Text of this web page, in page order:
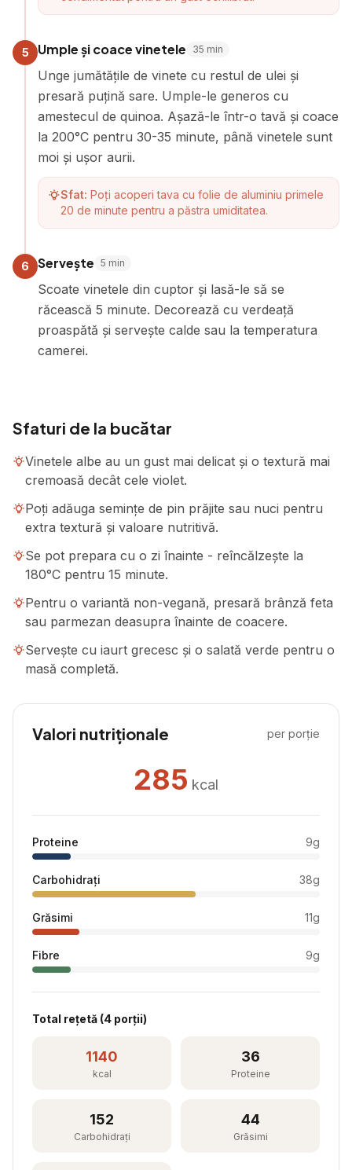
5 Umple și coace vinetele 35 min
Unge jumătățile de vinete cu restul de ulei și
presară puțină sare. Umple-le generos cu
amestecul de quinoa. Așază-le într-o tavă și coace
la 200°C pentru 30-35 minute, până vinetele sunt
moi și ușor aurii.
Sfat: Poți acoperi tava cu folie de aluminiu primele
20 de minute pentru a păstra umiditatea.
6 Servește 5 min
Scoate vinetele din cuptor și lasă-le să se
răcească 5 minute. Decorează cu verdeață
proaspătă și servește calde sau la temperatura
camerei.
Sfaturi de la bucătar
Vinetele albe au un gust mai delicat și o textură mai
cremoasă decât cele violet.
Poți adăuga semințe de pin prăjite sau nuci pentru
extra textură și valoare nutritivă.
Se pot prepara cu o zi înainte - reîncălzește la
180°C pentru 15 minute.
Pentru o variantă non-vegană, presară brânză feta
sau parmezan deasupra înainte de coacere.
Servește cu iaurt grecesc și o salată verde pentru o
masă completă.
Valori nutriționale per porție
285 kcal
Proteine 9g
Carbohidrați 38g
Grăsimi 11g
Fibre 9g
Total rețetă (4 porții)
1140
kcal
36
Proteine
152
Carbohidrați
44
Grăsimi